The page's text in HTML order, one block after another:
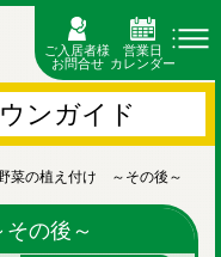
ご入居者様
お問合せ
営業日
カレンダー
ンガイド
菜の植え付け ～その後～
の後～